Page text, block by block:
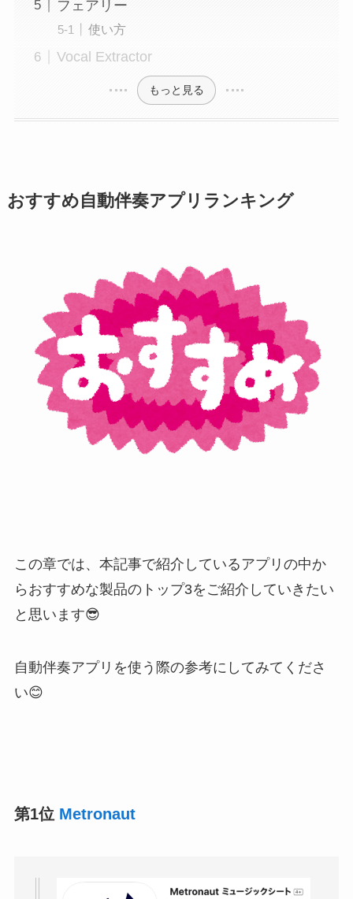
フェアリー
使い方
Vocal Extractor
もっと見る
おすすめ自動伴奏アプリランキング
この章では、本記事で紹介しているアプリの中か
らおすすめな製品のトップ3をご紹介していきたい
と思います😎
自動伴奏アプリを使う際の参考にしてみてくださ
い😊
第1位 Metronaut